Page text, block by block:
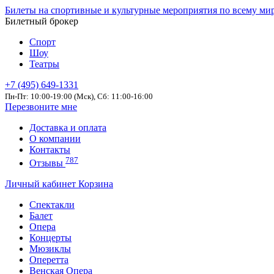
Билеты на спортивные и культурные мероприятия по всему
Билетный брокер
Спорт
Шоу
Театры
+7 (495) 649-1331
Пн-Пт: 10:00-19:00 (Мск), Сб: 11:00-16:00
Перезвоните мне
Доставка и оплата
О компании
Контакты
Отзывы 787
Личный кабинет Корзина
Спектакли
Балет
Опера
Концерты
Мюзиклы
Оперетта
Венская Опера